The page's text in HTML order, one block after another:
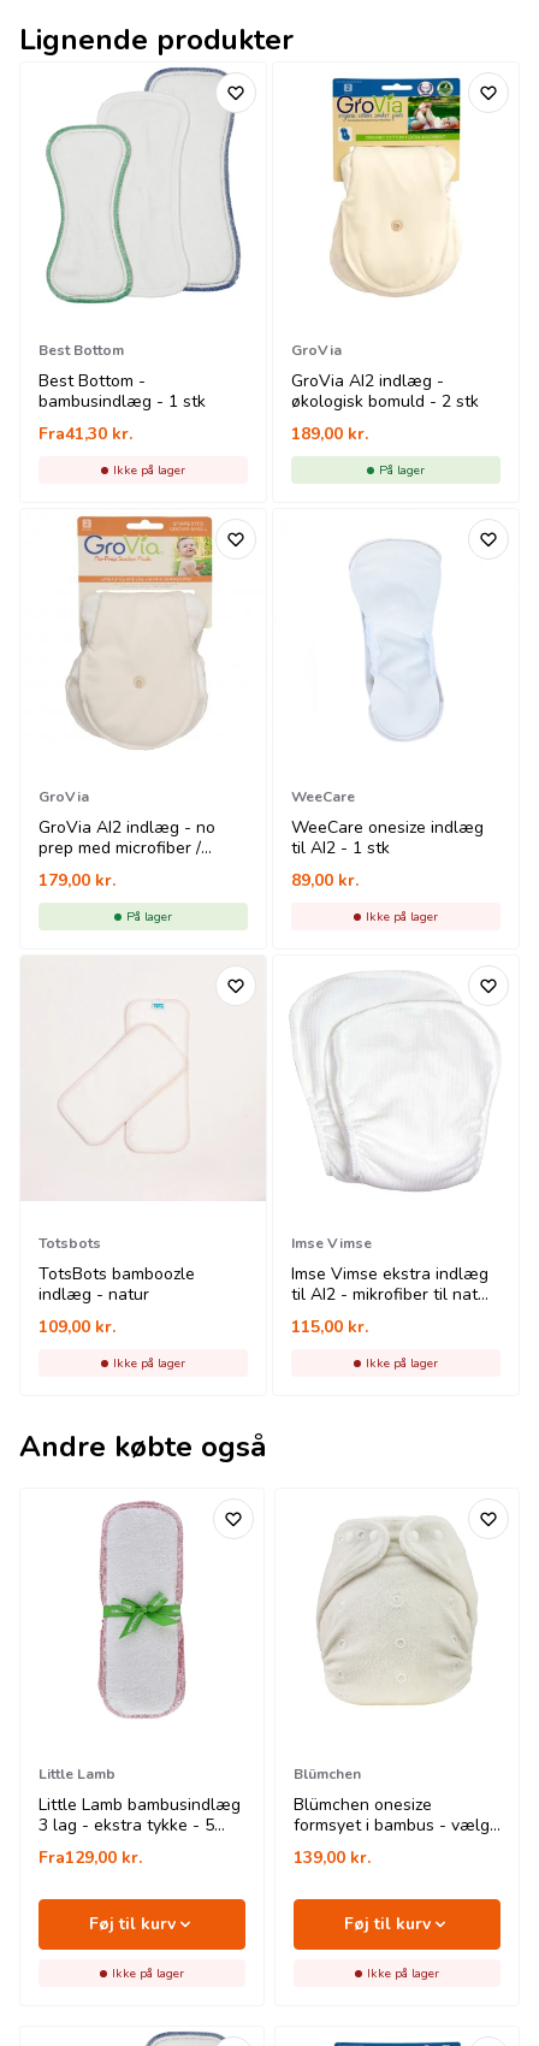
Lignende produkter
Best Bottom
Best Bottom -
bambusindlæg - 1 stk
Fra41,30 kr.
Ikke på lager
GroVia
GroVia AI2 indlæg -
økologisk bomuld - 2 stk
189,00 kr.
På lager
GroVia
GroVia AI2 indlæg - no
prep med microfiber /
microfleece - 2 stk
179,00 kr.
På lager
WeeCare
WeeCare onesize indlæg
til AI2 - 1 stk
89,00 kr.
Ikke på lager
Totsbots
TotsBots bamboozle
indlæg - natur
109,00 kr.
Ikke på lager
Imse Vimse
Imse Vimse ekstra indlæg
til AI2 - mikrofiber til nat
og dag
115,00 kr.
Ikke på lager
Andre købte også
Little Lamb
Little Lamb bambusindlæg
3 lag - ekstra tykke - 5
styks
Fra129,00 kr.
Føj til kurv
Ikke på lager
Blümchen
Blümchen onesize
formsyet i bambus - vælg
lukning
139,00 kr.
Føj til kurv
Ikke på lager